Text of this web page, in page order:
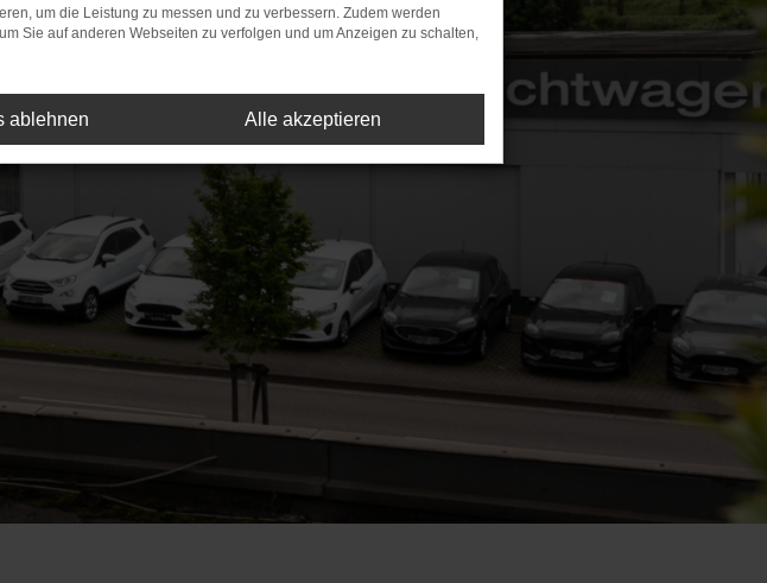
um die Leistung zu messen und zu verbessern. Zudem werden
Sie auf anderen Webseiten zu verfolgen und um Anzeigen zu schalten,
ablehnen Alle akzeptieren